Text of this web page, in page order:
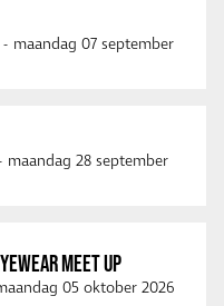
- maandag 07 september
maandag 28 september
MEET UP
05 oktober 2026